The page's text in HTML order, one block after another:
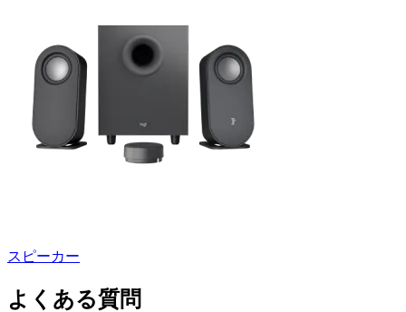
スピーカー
よくある質問